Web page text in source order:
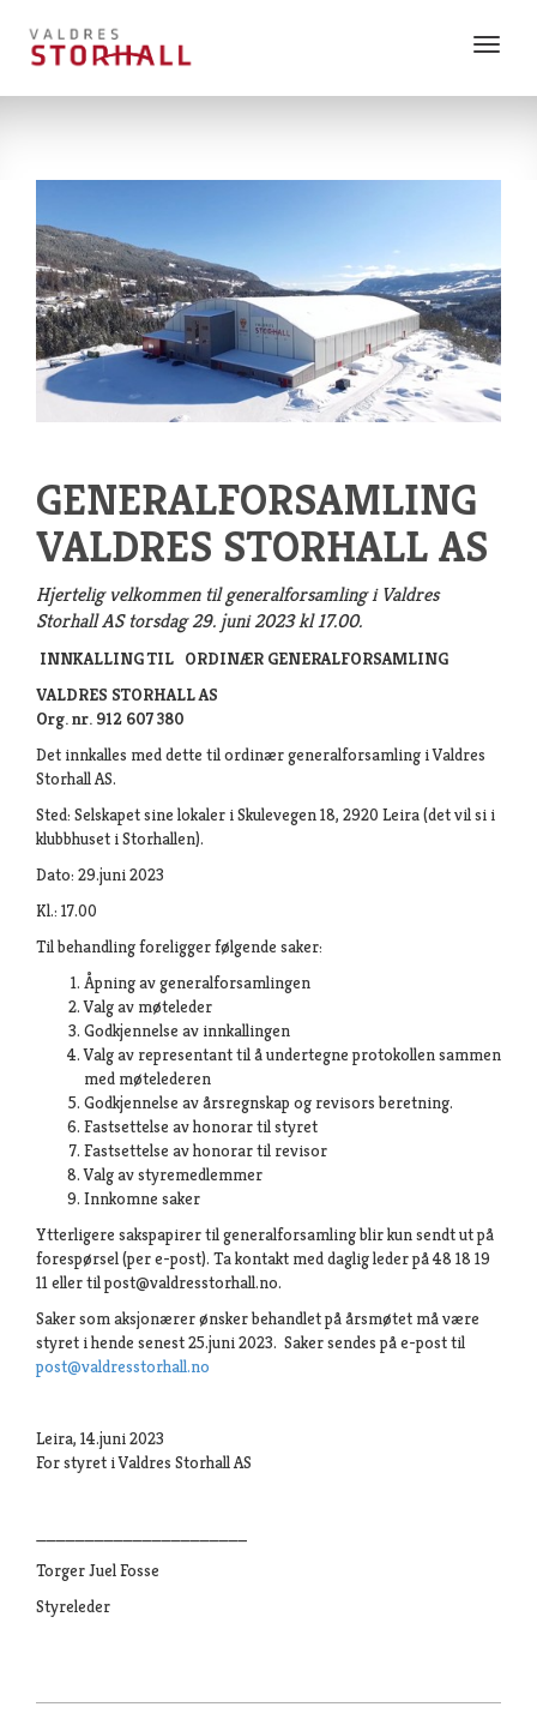
Vis
GENERALFORSAMLING
VALDRES STORHALL AS
Hjertelig velkommen til generalforsamling i Valdres
Storhall AS torsdag 29. juni 2023 kl 17.00.
INNKALLING TIL ORDINÆR GENERALFORSAMLING
VALDRES STORHALL AS
Org. nr. 912 607 380
Det innkalles med dette til ordinær generalforsamling i Valdres
Storhall AS.
Sted: Selskapet sine lokaler i Skulevegen 18, 2920 Leira (det vil si i
klubbhuset i Storhallen).
Dato: 29.juni 2023
Kl.: 17.00
Til behandling foreligger følgende saker:
Åpning av generalforsamlingen
Valg av møteleder
Godkjennelse av innkallingen
Valg av representant til å undertegne protokollen sammen
med møtelederen
Godkjennelse av årsregnskap og revisors beretning.
Fastsettelse av honorar til styret
Fastsettelse av honorar til revisor
Valg av styremedlemmer
Innkomne saker
Ytterligere sakspapirer til generalforsamling blir kun sendt ut på
forespørsel (per e-post). Ta kontakt med daglig leder på 48 18 19
11 eller til post@valdresstorhall.no.
Saker som aksjonærer ønsker behandlet på årsmøtet må være
styret i hende senest 25.juni 2023. Saker sendes på e-post til
post@valdresstorhall.no
Leira, 14.juni 2023
For styret i Valdres Storhall AS
Torger Juel Fosse
Styreleder